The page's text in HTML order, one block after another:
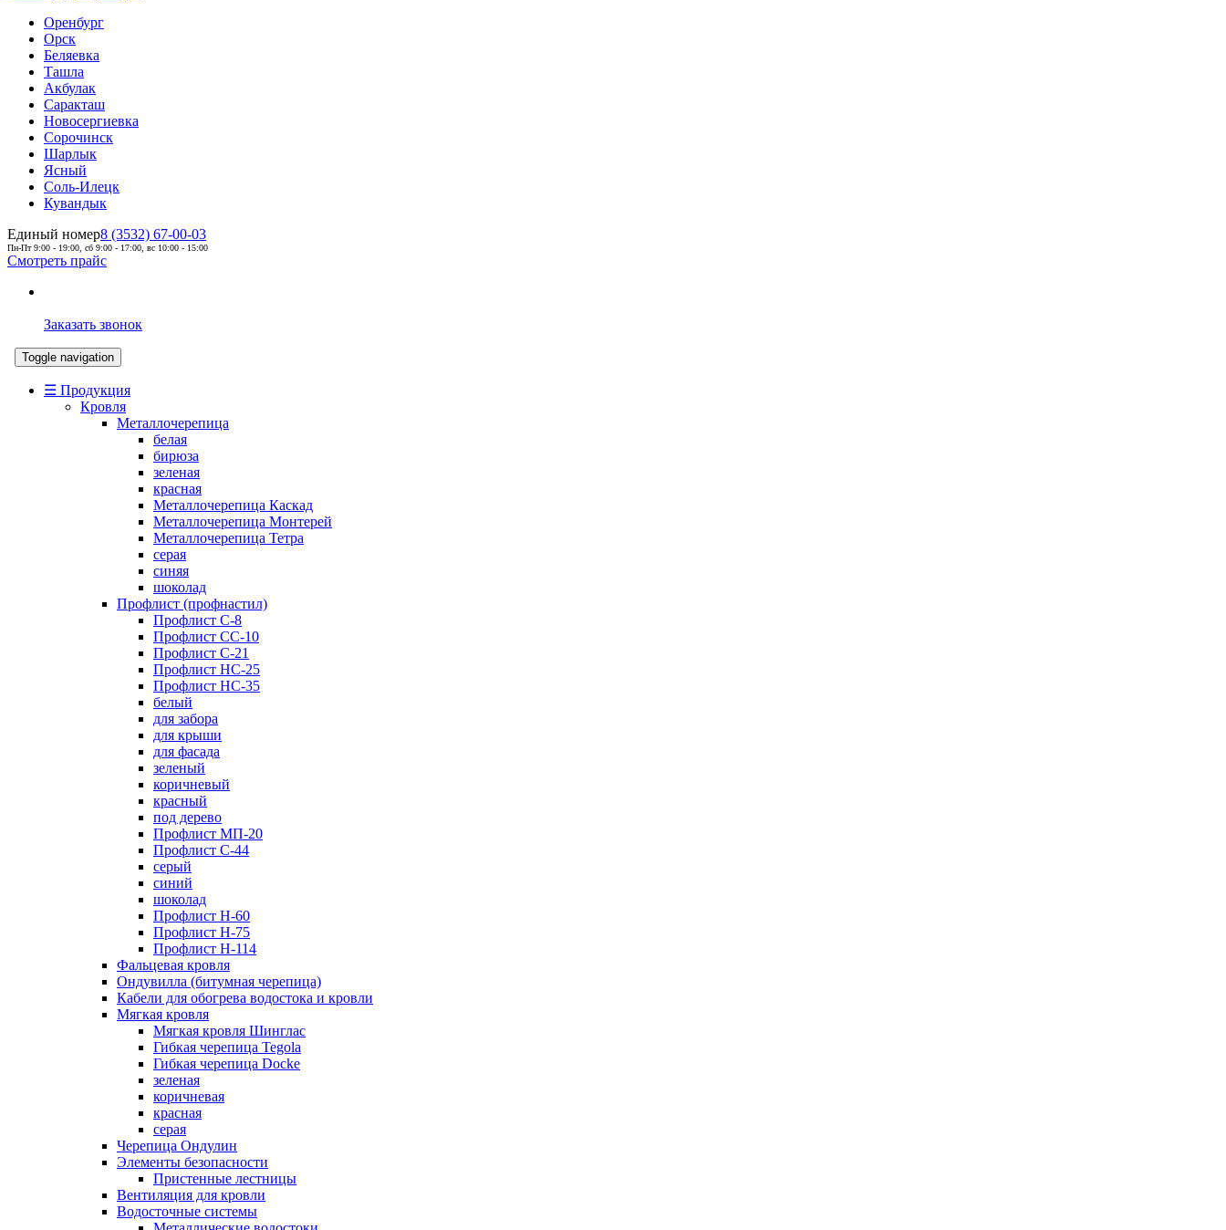
Оренбург
Орск
Беляевка
Ташла
Акбулак
Саракташ
Новосергиевка
Сорочинск
Шарлык
Ясный
Соль-Илецк
Кувандык
Единый номер8 (3532) 67-00-03
Пн-Пт 9:00 - 19:00, сб 9:00 - 17:00, вс 10:00 - 15:00
Смотреть прайс
Заказать звонок
Toggle navigation
☰ Продукция
Кровля
Металлочерепица
белая
бирюза
зеленая
красная
Металлочерепица Каскад
Металлочерепица Монтерей
Металлочерепица Тетра
серая
синяя
шоколад
Профлист (профнастил)
Профлист С-8
Профлист СС-10
Профлист C-21
Профлист НС-25
Профлист НС-35
белый
для забора
для крыши
для фасада
зеленый
коричневый
красный
под дерево
Профлист МП-20
Профлист С-44
серый
синий
шоколад
Профлист Н-60
Профлист Н-75
Профлист H-114
Фальцевая кровля
Ондувилла (битумная черепица)
Кабели для обогрева водостока и кровли
Мягкая кровля
Мягкая кровля Шинглас
Гибкая черепица Tegola
Гибкая черепица Docke
зеленая
коричневая
красная
серая
Черепица Ондулин
Элементы безопасности
Пристенные лестницы
Вентиляция для кровли
Водосточные системы